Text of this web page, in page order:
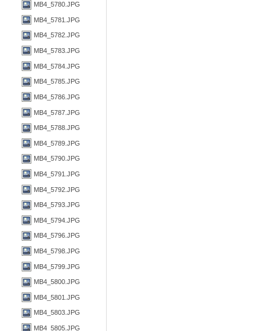
MB4_5780.JPG
MB4_5781.JPG
MB4_5782.JPG
MB4_5783.JPG
MB4_5784.JPG
MB4_5785.JPG
MB4_5786.JPG
MB4_5787.JPG
MB4_5788.JPG
MB4_5789.JPG
MB4_5790.JPG
MB4_5791.JPG
MB4_5792.JPG
MB4_5793.JPG
MB4_5794.JPG
MB4_5796.JPG
MB4_5798.JPG
MB4_5799.JPG
MB4_5800.JPG
MB4_5801.JPG
MB4_5803.JPG
MB4_5805.JPG